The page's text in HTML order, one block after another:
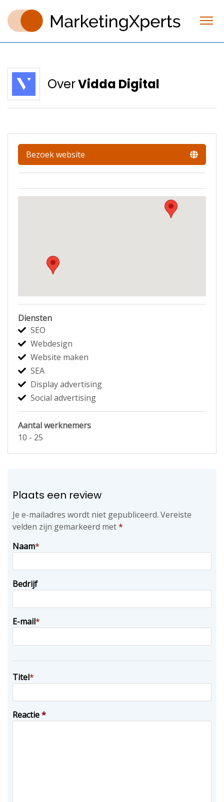
OverVidda Digital
Bezoek website
Diensten
SEO
Webdesign
Website maken
SEA
Display advertising
Social advertising
Aantal werknemers
10 - 25
Plaats een review
Je e-mailadres wordt niet gepubliceerd. Vereiste
velden zijn gemarkeerd met*
Naam*
Bedrijf
E-mail*
Titel*
Reactie*